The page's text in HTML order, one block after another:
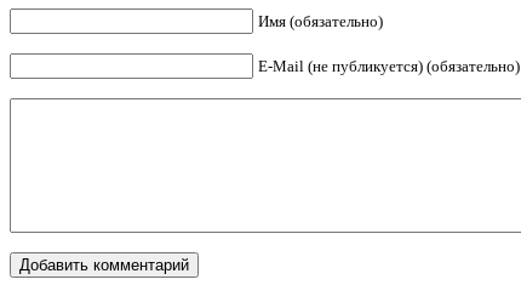
Имя (обязательно)
E-Mail (не публикуется) (обязательно)